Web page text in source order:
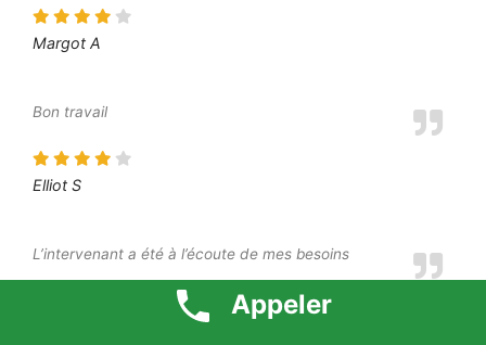
Margot A
Bon travail
Elliot S
L’intervenant a été à l’écoute de mes besoins
Appeler